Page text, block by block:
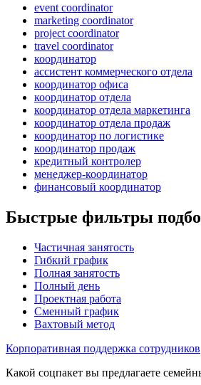
event coordinator
marketing coordinator
project coordinator
travel coordinator
координатор
ассистент коммерческого отдела
координатор офиса
координатор отдела
координатор отдела маркетинга
координатор отдела продаж
координатор по логистике
координатор продаж
кредитный контролер
менеджер-координатор
финансовый координатор
Быстрые фильтры
Частичная занятость
Гибкий график
Полная занятость
Полный день
Проектная работа
Сменный график
Вахтовый метод
Корпоративная поддержка сотрудников
Какой соцпакет вы предлагаете